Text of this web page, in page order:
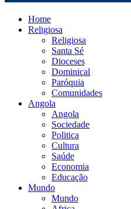
Home
Religiosa
Religiosa
Santa Sé
Dioceses
Dominical
Paróquia
Comunidades
Angola
Angola
Sociedade
Politica
Cultura
Saúde
Economia
Educação
Mundo
Mundo